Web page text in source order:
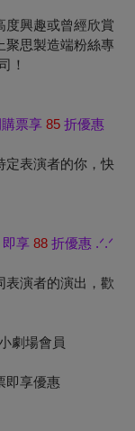
度興趣或曾經欣賞
聚思製造端粉絲專
！
票享 85 折優惠
定表演者的你，快
享 88 折優惠 .ᐟ.ᐟ
表演者的演出，歡
劇場會員
即享優惠